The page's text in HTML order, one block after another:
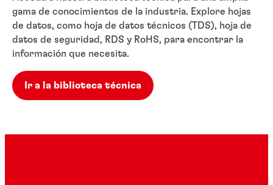
gama de conocimientos de la industria. Explore hojas
de datos, como hoja de datos técnicos (TDS), hoja de
datos de seguridad, RDS y RoHS, para encontrar la
información que necesita.
Ir a la biblioteca técnica